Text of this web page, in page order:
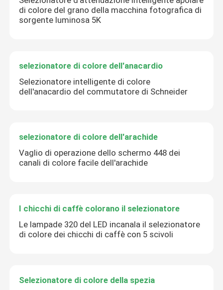
di colore del grano della macchina fotografica di
sorgente luminosa 5K
selezionatore di colore dell'anacardio
Selezionatore intelligente di colore
dell'anacardio del commutatore di Schneider
selezionatore di colore dell'arachide
Vaglio di operazione dello schermo 448 dei
canali di colore facile dell'arachide
I chicchi di caffè colorano il selezionatore
Le lampade 320 del LED incanala il selezionatore
di colore dei chicchi di caffè con 5 scivoli
Selezionatore di colore della spezia